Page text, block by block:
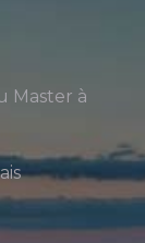
Master à